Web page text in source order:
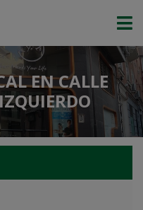
EN CALLE